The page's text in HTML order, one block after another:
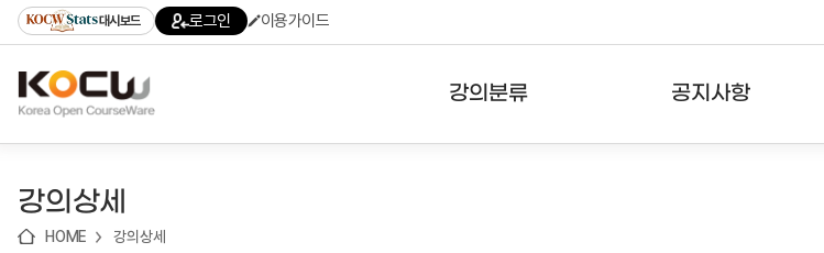
기
기
기
content)
가
대시보드 로그인 이용가이드
강의분류 공지사항
강의상세
HOME 강의상세